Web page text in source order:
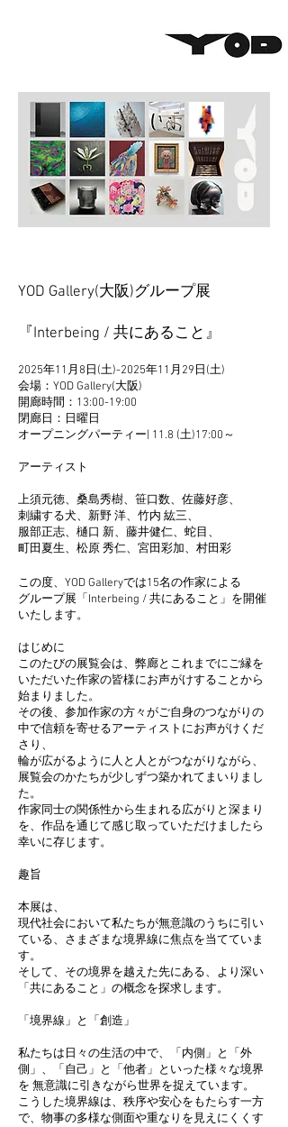
YOD Gallery(大阪)グループ展
『Interbeing / 共にあること』
2025年11月8日(土)-2025年11月29日(土)
会場：YOD Gallery(大阪)
開廊時間：13:00-19:00
閉廊日：日曜日
オープニングパーティー| 11.8 (土)17:00～
アーティスト
上須元徳、桑島秀樹、笹口数、佐藤好彦、
刺繍する犬、新野 洋、竹内 紘三、
服部正志、樋口 新、藤井健仁、蛇目、
町田夏生、松原 秀仁、宮田彩加、村田彩
この度、YOD Galleryでは15名の作家による
グループ展「Interbeing / 共にあること」を開催
いたします。
はじめに
このたびの展覧会は、弊廊とこれまでにご縁を
いただいた作家の皆様にお声がけすることから
始まりました。
その後、参加作家の⽅々がご⾃⾝のつながりの
中で信頼を寄せるアーティストにお声がけくだ
さり、
輪が広がるように⼈と⼈とがつながりながら、
展覧会のかたちが少しずつ築かれてまいりまし
た。
作家同⼠の関係性から⽣まれる広がりと深まり
を、作品を通じて感じ取っていただけましたら
幸いに存じます。
趣旨
本展は、
現代社会において私たちが無意識のうちに引い
ている、さまざまな境界線に焦点を当てていま
す。
そして、その境界を越えた先にある、より深い
「共にあること」の概念を探求します。
「境界線」と「創造」
私たちは⽇々の⽣活の中で、「内側」と「外
側」、「⾃⼰」と「他者」といった様々な境界
を 無意識に引きながら世界を捉えています。
こうした境界線は、秩序や安⼼をもたらす⼀⽅
で、物事の多様な側⾯や重なりを⾒えにくくす